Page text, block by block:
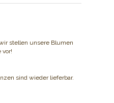
stellen unsere Blumen
vor!
sind wieder lieferbar.